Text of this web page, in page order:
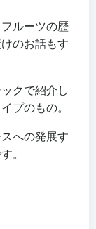
ルーツの歴
のお話もす
クで紹介し
プのもの。
への発展す
。